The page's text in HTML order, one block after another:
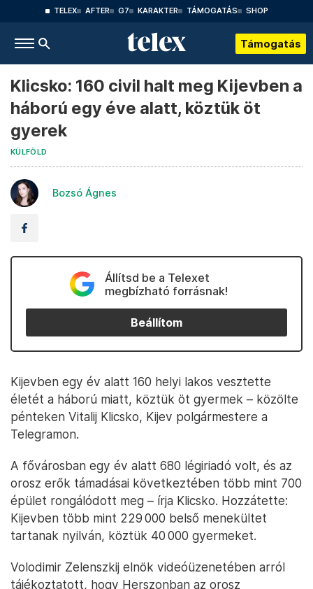
TELEX AFTER G7 KARAKTER TÁMOGATÁS SHOP
Támogatás
Klicsko: 160 civil halt meg Kijevben a
háború egy éve alatt, köztük öt
gyerek
KÜLFÖLD
Bozsó Ágnes
Állítsd be a Telexet
megbízható forrásnak!
Beállítom
Kijevben egy év alatt 160 helyi lakos vesztette
életét a háború miatt, köztük öt gyermek – közölte
pénteken Vitalij Klicsko, Kijev polgármestere a
Telegramon.
A fővárosban egy év alatt 680 légiriadó volt, és az
orosz erők támadásai következtében több mint 700
épület rongálódott meg – írja Klicsko. Hozzátette:
Kijevben több mint 229 000 belső menekültet
tartanak nyilván, köztük 40 000 gyermeket.
Volodimir Zelenszkij elnök videóüzenetében arról
tájékoztatott, hogy Herszonban az orosz